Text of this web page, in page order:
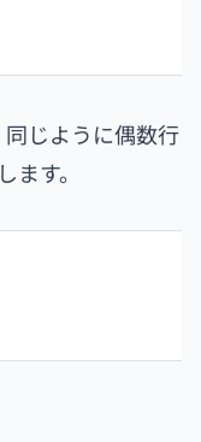
じように偶数行
す。